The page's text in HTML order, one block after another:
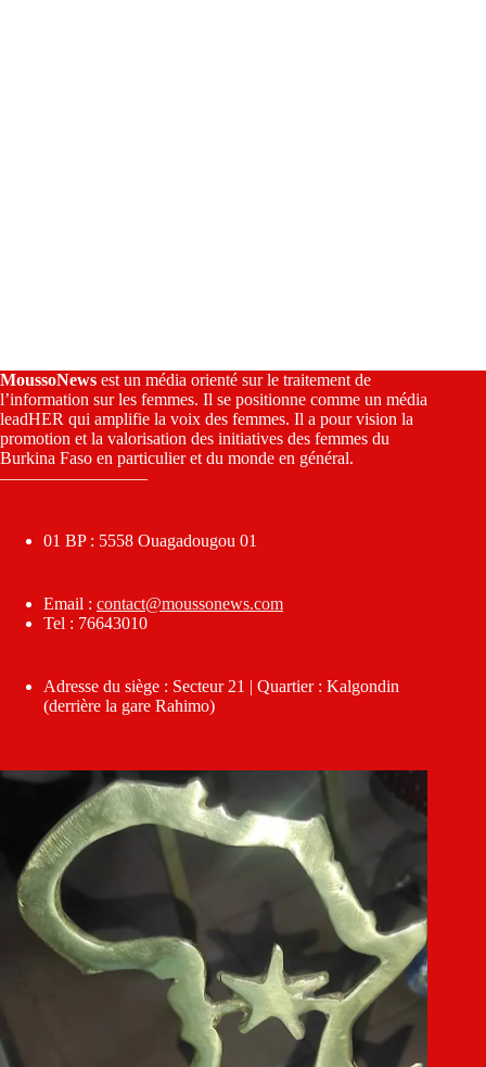
MoussoNews est un média orienté sur le traitement de
l’information sur les femmes. Il se positionne comme un média
leadHER qui amplifie la voix des femmes. Il a pour vision la
promotion et la valorisation des initiatives des femmes du
Burkina Faso en particulier et du monde en général.
————————–
01 BP : 5558 Ouagadougou 01
Email : contact@moussonews.com
Tel : 76643010
Adresse du siège : Secteur 21 | Quartier : Kalgondin
(derrière la gare Rahimo)